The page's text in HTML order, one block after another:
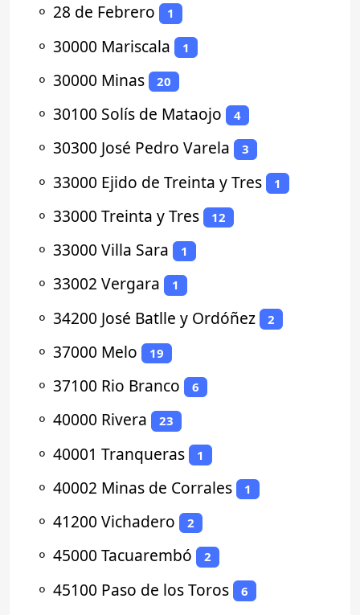
⚬ 28 de Febrero 1
⚬ 30000 Mariscala 1
⚬ 30000 Minas 20
⚬ 30100 Solís de Mataojo 4
⚬ 30300 José Pedro Varela 3
⚬ 33000 Ejido de Treinta y Tres 1
⚬ 33000 Treinta y Tres 12
⚬ 33000 Villa Sara 1
⚬ 33002 Vergara 1
⚬ 34200 José Batlle y Ordóñez 2
⚬ 37000 Melo 19
⚬ 37100 Rio Branco 6
⚬ 40000 Rivera 23
⚬ 40001 Tranqueras 1
⚬ 40002 Minas de Corrales 1
⚬ 41200 Vichadero 2
⚬ 45000 Tacuarembó 2
⚬ 45100 Paso de los Toros 6